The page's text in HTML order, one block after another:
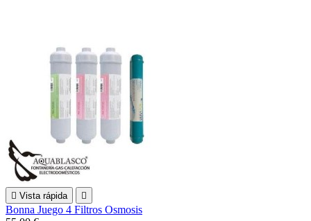
 Vista rápida 
Bonna Juego 4 Filtros Osmosis